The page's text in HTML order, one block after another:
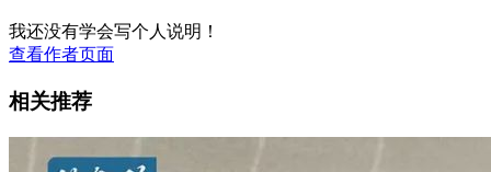
我还没有学会写个人说明！
查看作者页面
相关推荐